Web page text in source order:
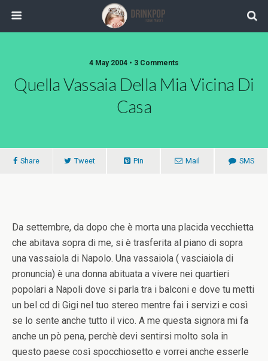
4 May 2004 • 3 Comments
Quella Vassaia Della Mia Vicina Di
Casa
Share Tweet Pin Mail SMS
Da settembre, da dopo che è morta una placida vecchietta
che abitava sopra di me, si è trasferita al piano di sopra
una vassaiola di Napolo. Una vassaiola ( vasciaiola di
pronuncia) è una donna abituata a vivere nei quartieri
popolari a Napoli dove si parla tra i balconi e dove tu metti
un bel cd di Gigi nel tuo stereo mentre fai i servizi e così
se lo sente anche tutto il vico. A me questa signora mi fa
anche un pò pena, perchè devi sentirsi molto sola in
questo paese così spocchiosetto e vorrei anche esserle